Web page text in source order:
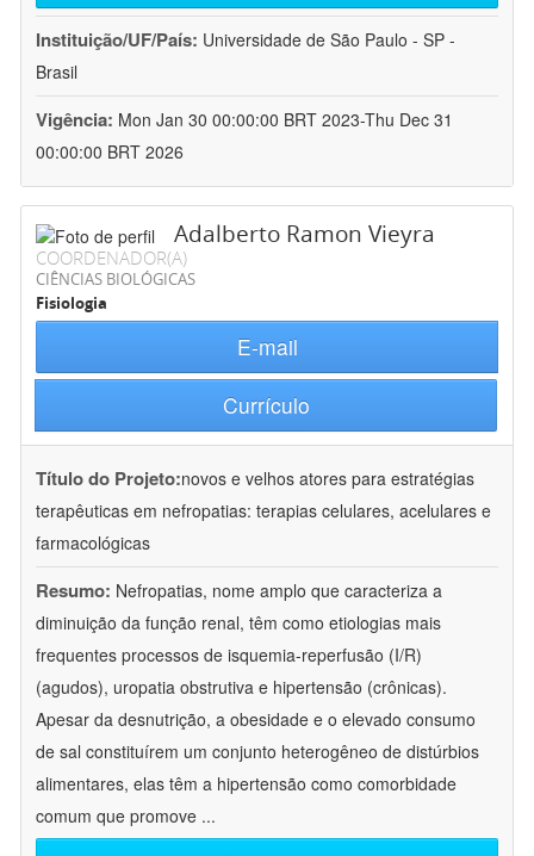
Instituição/UF/País: Universidade de São Paulo - SP -
Brasil
Vigência: Mon Jan 30 00:00:00 BRT 2023-Thu Dec 31
00:00:00 BRT 2026
Adalberto Ramon Vieyra
COORDENADOR(A)
CIÊNCIAS BIOLÓGICAS
Fisiologia
E-mail
Currículo
Título do Projeto:novos e velhos atores para estratégias
terapêuticas em nefropatias: terapias celulares, acelulares e
farmacológicas
Resumo: Nefropatias, nome amplo que caracteriza a
diminuição da função renal, têm como etiologias mais
frequentes processos de isquemia-reperfusão (I/R)
(agudos), uropatia obstrutiva e hipertensão (crônicas).
Apesar da desnutrição, a obesidade e o elevado consumo
de sal constituírem um conjunto heterogêneo de distúrbios
alimentares, elas têm a hipertensão como comorbidade
comum que promove ...